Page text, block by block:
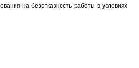
на безотказность работы в условиях